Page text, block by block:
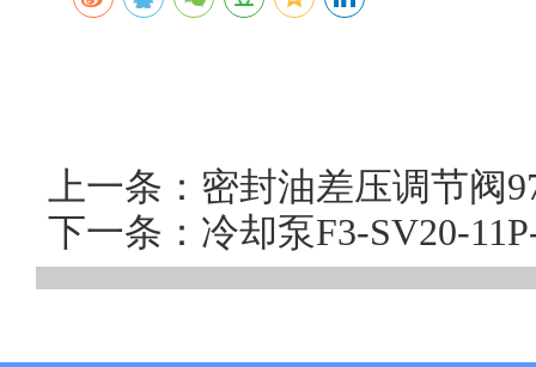
上一条：密封油差压调节阀
下一条：冷却泵F3-SV20-